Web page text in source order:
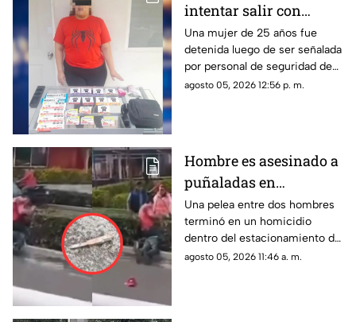
intentar salir con
mercancía sin pagar en
Torreón; llevaba
chocolates, té y pollo
Una mujer de 25 años fue
detenida luego de ser señalada
por personal de seguridad de
una tienda de autoservicio en
agosto 05, 2026 12:56 p. m.
Hombre es asesinado a
puñaladas en
estacionamiento de
centro comercial
Una pelea entre dos hombres
terminó en un homicidio
dentro del estacionamiento de
una plaza comercial.
agosto 05, 2026 11:46 a. m.